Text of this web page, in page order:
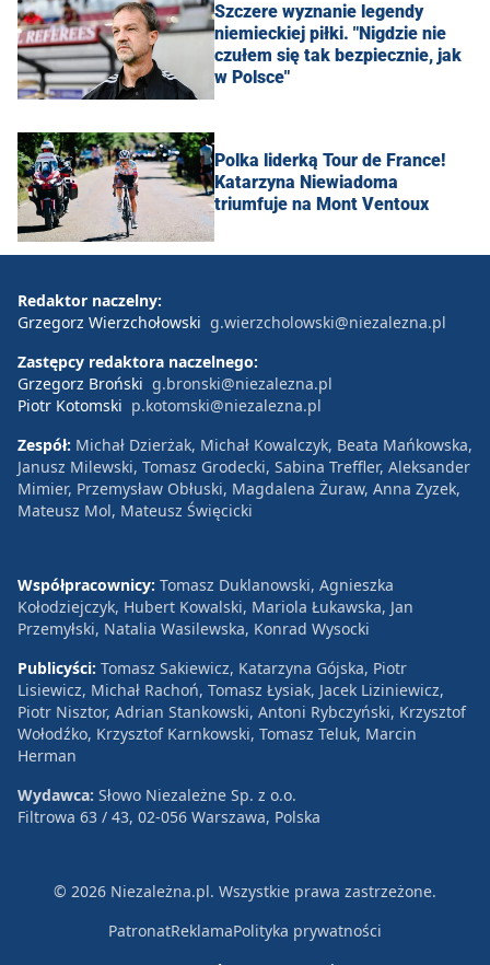
Szczere wyznanie legendy
niemieckiej piłki. "Nigdzie nie
czułem się tak bezpiecznie, jak
w Polsce"
Polka liderką Tour de France!
Katarzyna Niewiadoma
triumfuje na Mont Ventoux
Redaktor naczelny:
Grzegorz Wierzchołowski g.wierzcholowski@niezalezna.pl
Zastępcy redaktora naczelnego:
Grzegorz Broński g.bronski@niezalezna.pl
Piotr Kotomski p.kotomski@niezalezna.pl
Zespół: Michał Dzierżak, Michał Kowalczyk, Beata Mańkowska,
Janusz Milewski, Tomasz Grodecki, Sabina Treffler, Aleksander
Mimier, Przemysław Obłuski, Magdalena Żuraw, Anna Zyzek,
Mateusz Mol, Mateusz Święcicki
Współpracownicy: Tomasz Duklanowski, Agnieszka
Kołodziejczyk, Hubert Kowalski, Mariola Łukawska, Jan
Przemyłski, Natalia Wasilewska, Konrad Wysocki
Publicyści: Tomasz Sakiewicz, Katarzyna Gójska, Piotr
Lisiewicz, Michał Rachoń, Tomasz Łysiak, Jacek Liziniewicz,
Piotr Nisztor, Adrian Stankowski, Antoni Rybczyński, Krzysztof
Wołodźko, Krzysztof Karnkowski, Tomasz Teluk, Marcin
Herman
Wydawca: Słowo Niezależne Sp. z o.o.
Filtrowa 63 / 43, 02-056 Warszawa, Polska
© 2026 Niezależna.pl. Wszystkie prawa zastrzeżone.
PatronatReklamaPolityka prywatności